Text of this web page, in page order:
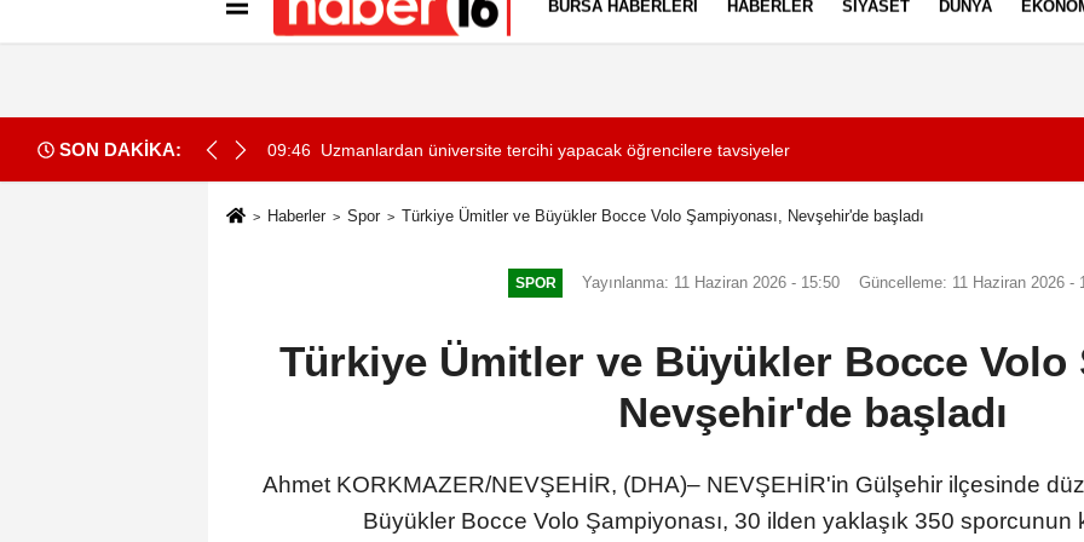
İletişim Gizlilik İlkeleri
BURSA HABERLERI HABERLER SIYASET DÜNYA
SON DAKİKA:
çalışan yavru carettanın ölümüne neden oldu
09:46 Uzmanlardan üniversite tercihi yapacak öğrencilere tavsiyeler
Haberler Spor Türkiye Ümitler ve Büyükler Bocce Volo Şampiyonası, Nevşehir'de başladı
SPOR Yayınlanma: 11 Haziran 2026 - 15:50 Güncelleme: 11 Haziran 2026 -
Türkiye Ümitler ve Büyükler Bocce Volo
Nevşehir'de başladı
Ahmet KORKMAZER/NEVŞEHİR, (DHA)– NEVŞEHİR'in Gülşehir ilçesinde
Büyükler Bocce Volo Şampiyonası, 30 ilden yaklaşık 350 sporcunun